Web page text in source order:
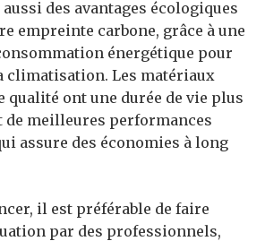
des avantages écologiques
empreinte carbone, grâce à une
énergétique pour
climatisation. Les matériaux
qualité ont une durée de vie plus
de meilleures performances
assure des économies à long
il est préférable de faire
par des professionnels,